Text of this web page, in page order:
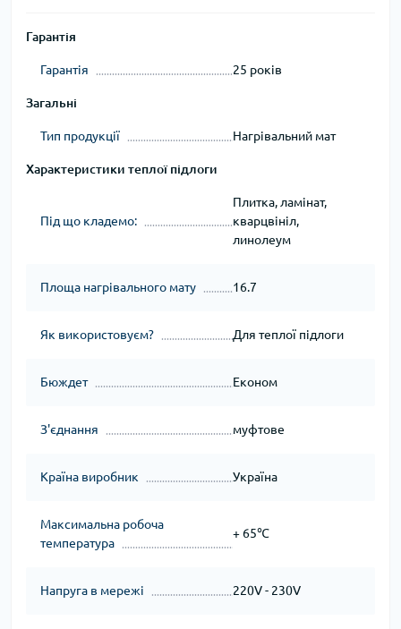
Гарантія
Гарантія 25 років
Загальні
Тип продукції Нагрівальний мат
Характеристики теплої підлоги
Під що кладемо:
Плитка, ламінат,
кварцвініл,
линолеум
Площа нагрівального мату 16.7
Як використовуєм? Для теплої підлоги
Бюждет Економ
З'єднання муфтове
Країна виробник Україна
Максимальна робоча
температура
+ 65℃
Напруга в мережі 220V - 230V